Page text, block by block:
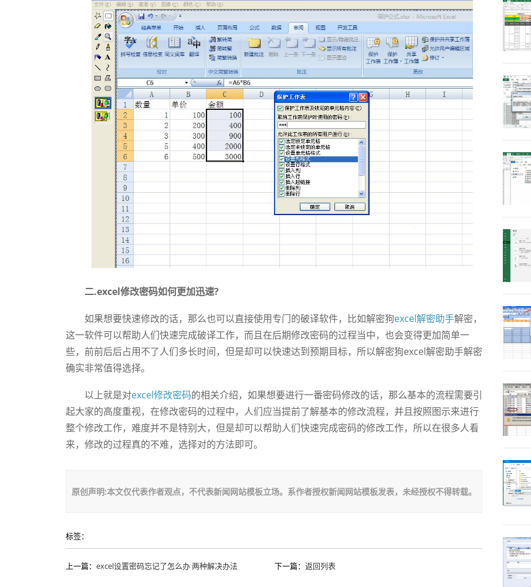
二.excel修改密码如何更加迅速?
如果想要快速修改的话，那么也可以直接使用专门的破译软件，比如解密狗excel解密助手解密，
这一软件可以帮助人们快速完成破译工作，而且在后期修改密码的过程当中，也会变得更加简单一
些，前前后后占用不了人们多长时间，但是却可以快速达到预期目标，所以解密狗excel解密助手解密
确实非常值得选择。
以上就是对excel修改密码的相关介绍，如果想要进行一番密码修改的话，那么基本的流程需要引
起大家的高度重视，在修改密码的过程中，人们应当提前了解基本的修改流程，并且按照图示来进行
整个修改工作，难度并不是特别大，但是却可以帮助人们快速完成密码的修改工作，所以在很多人看
来，修改的过程真的不难，选择对的方法即可。
原创声明:本文仅代表作者观点，不代表新闻网站模板立场。系作者授权新闻网站模板发表，未经授权不得转载。
标签：
上一篇： excel设置密码忘记了怎么办 两种解决办法 下一篇： 返回列表